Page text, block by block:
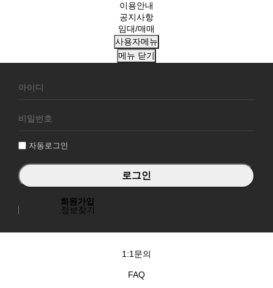
이용안내
공지사항
임대/매매
사용자메뉴
메뉴 닫기
원
그
자동로그인
회원가입
정보찾기
1:1문의
FAQ